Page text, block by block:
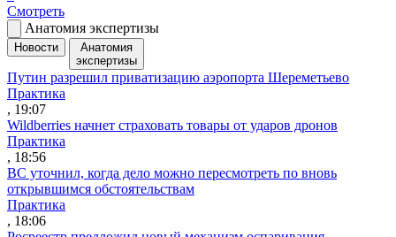
Смотреть
Анатомия экспертизы
Новости
Анатомия
экспертизы
Путин разрешил приватизацию аэропорта Шереметьево
Практика
, 19:07
Wildberries начнет страховать товары от ударов дронов
Практика
, 18:56
ВС уточнил, когда дело можно пересмотреть по вновь
открывшимся обстоятельствам
Практика
, 18:06